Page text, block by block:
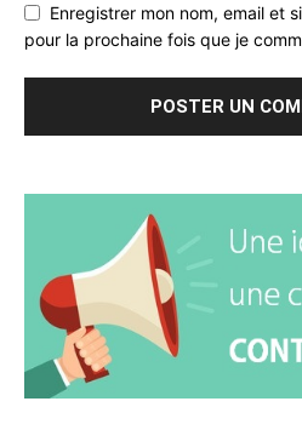
Enregistrer mon nom, email et
pour la prochaine fois que je